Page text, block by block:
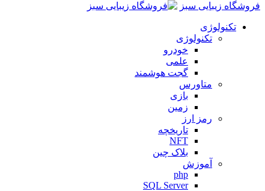
فروشگاه زیبایی سبز
تکنولوژی
تکنولوژی
خودرو
علمی
گجت هوشمند
متاورس
بازی
زمین
رمز ارز
تاریخچه
NFT
بلاک چین
آموزش
php
SQL Server